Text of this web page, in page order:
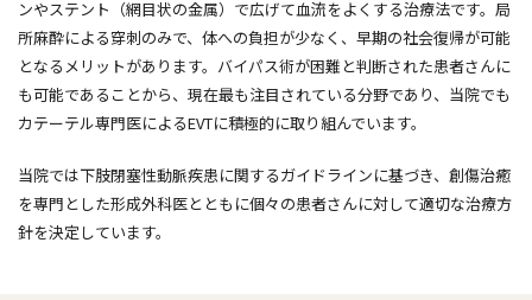
ンやステント（網目状の金属）で広げて血流をよくする治療法です。局
所麻酔による穿刺のみで、体への負担が少なく、早期の社会復帰が可能
となるメリットがあります。バイパス術が困難と判断された患者さんに
も可能であることから、現在最も注目されている分野であり、当院でも
カテーテル専門医によるEVTに積極的に取り組んでいます。
当院では下肢閉塞性動脈疾患に関するガイドラインに基づき、創傷治癒
を専門とした形成外科医とともに個々の患者さんに対して適切な治療方
針を決定しています。